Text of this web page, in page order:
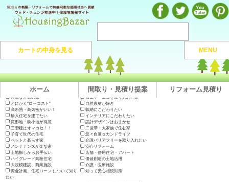
カートの中身を見る MENU
ホーム 間取り・見積り提案 リフォーム見積り
注文住宅のマンガや施工実例、動画を見ながら地域の優良工務店が探せるハウジングバザール
注文住宅HOME> 地域から捜す >全国
出展会社一覧
テーマで絞り込む
木の家に住みたい 地震に強い高耐久の家
長期優良住宅・200年住宅
やっぱり"和"が好き
素敵な外観の家
省エネ・エコを取り入れた家
とにかく"ローコスト"
高断熱・高気密がいい！